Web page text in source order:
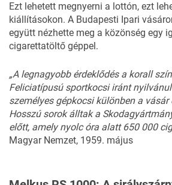
Ezt lehetett megnyerni a lottón, ezt
kiállításokon. A Budapesti Ipari
együtt nézhette meg a közönség egy
cigarettatöltő géppel.
„A legnagyobb érdeklődés a korall
Feliciatípusú sportkocsiirántnyilvánul
személyes gépkocsikülönben a vásár
Hosszú sorokálltaka Skoda
előtt, amelynyolcóra alatt 650 000
Magyar Nemzet, 1959. május